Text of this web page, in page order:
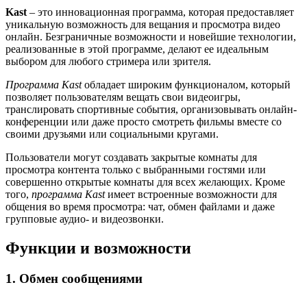
Kast– это инновационная программа, которая предоставляет
уникальную возможность для вещания и просмотра видео
онлайн. Безграничные возможности и новейшие технологии,
реализованные в этой программе, делают ее идеальным
выбором для любого стримера или зрителя.
Программа Kastобладает широким функционалом, который
позволяет пользователям вещать свои видеоигры,
транслировать спортивные события, организовывать онлайн-
конференции или даже просто смотреть фильмы вместе со
своими друзьями или социальными кругами.
Пользователи могут создавать закрытые комнаты для
просмотра контента только с выбранными гостями или
совершенно открытые комнаты для всех желающих. Кроме
того, программа Kastимеет встроенные возможности для
общения во время просмотра: чат, обмен файлами и даже
групповые аудио- и видеозвонки.
Функции и возможности
1. Обмен сообщениями